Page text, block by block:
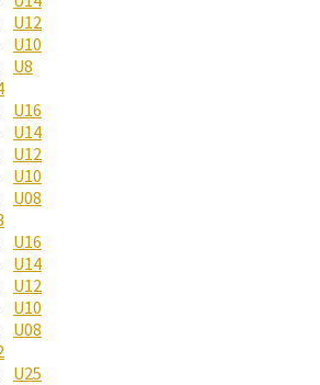
U12
U10
U8
U16
U14
U12
U10
U08
U16
U14
U12
U10
U08
U25